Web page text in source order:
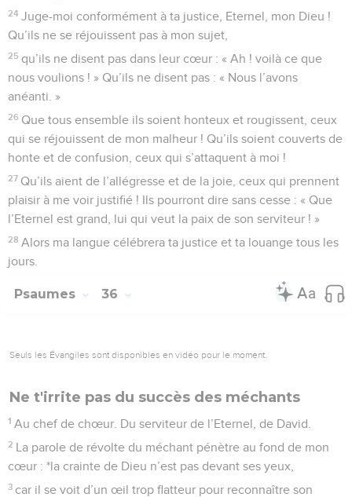
24 Juge-moi conformément à ta justice, Eternel, mon Dieu !
Qu’ils ne se réjouissent pas à mon sujet,
25 qu’ils ne disent pas dans leur cœur : « Ah ! voilà ce que
nous voulions ! » Qu’ils ne disent pas : « Nous l’avons
anéanti. »
26 Que tous ensemble ils soient honteux et rougissent, ceux
qui se réjouissent de mon malheur ! Qu’ils soient couverts de
honte et de confusion, ceux qui s’attaquent à moi !
27 Qu’ils aient de l’allégresse et de la joie, ceux qui prennent
plaisir à me voir justifié ! Ils pourront dire sans cesse : « Que
l’Eternel est grand, lui qui veut la paix de son serviteur ! »
28 Alors ma langue célébrera ta justice et ta louange tous les
jours.
Psaumes 36
Seuls les Évangiles sont disponibles en vidéo pour le moment.
Ne t'irrite pas du succès des méchants
1 Au chef de chœur. Du serviteur de l’Eternel, de David.
2 La parole de révolte du méchant pénètre au fond de mon
cœur : *la crainte de Dieu n’est pas devant ses yeux,
3 car il se voit d’un œil trop flatteur pour reconnaître son